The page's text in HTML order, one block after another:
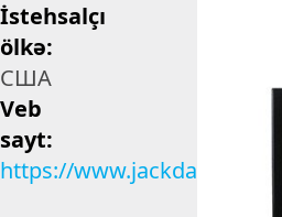
İstehsalçı
ölkə:
США
Veb
sayt:
https://www.jackdaniels.com